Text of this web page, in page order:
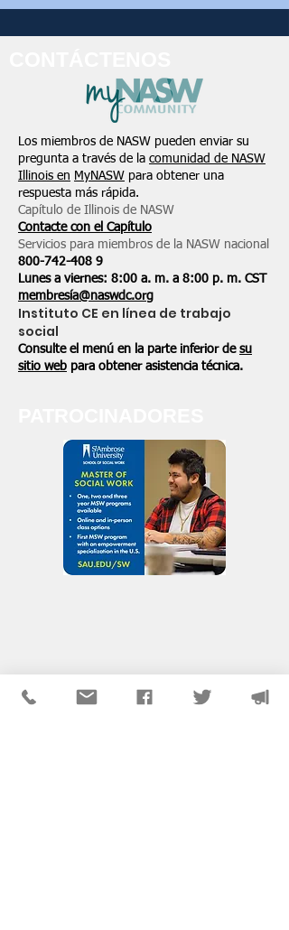
Los miembros de NASW pueden enviar su
pregunta a través de la comunidad de NASW
Illinois en MyNASW para obtener una
respuesta más rápida.
Capítulo de Illinois de NASW
Contacte con el Capítulo
Servicios para miembros de la NASW nacional
800-742-408 9
Lunes a viernes: 8:00 a. m. a 8:00 p. m. CST
membresía@naswdc.org
Instituto CE en línea de trabajo
social
Consulte el menú en la parte inferior de su
sitio web para obtener asistencia técnica.